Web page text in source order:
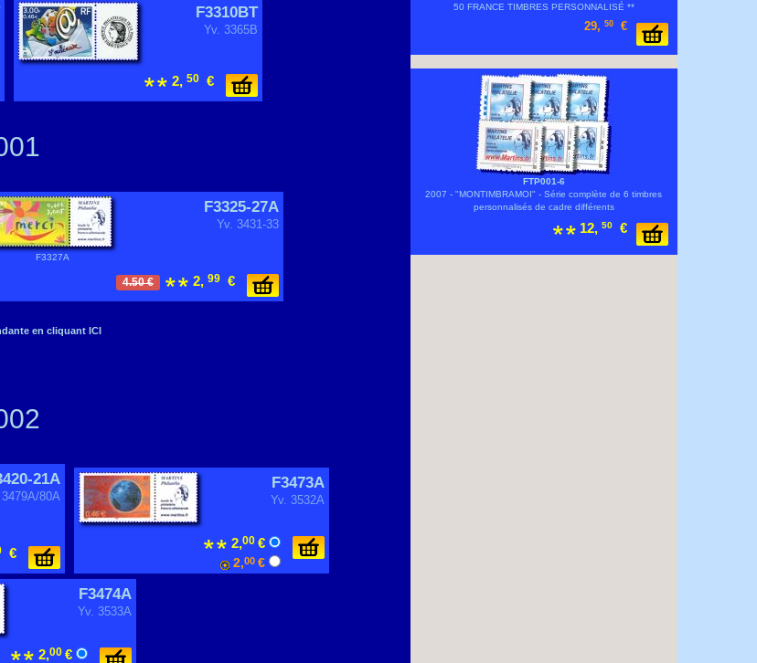
F3310BT
Yv. 3365B
2, 50 €
F3325-27A
Yv. 3431-33
F3327A
4.50 € 2, 99 €
en cliquant ICI
21A
3479A/80A
€
F3473A
Yv. 3532A
2,00€
2,00€
F3474A
Yv. 3533A
2,00€
50 FRANCE TIMBRES PERSONNALISÉ **
29, 50 €
FTP001-6
2007 - "MONTIMBRAMOI" - Série complète de 6 timbres
personnalisés de cadre différents
12, 50 €